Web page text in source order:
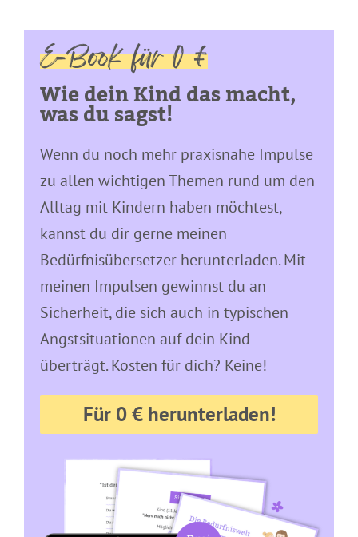
E-Book für 0 €
Wie dein Kind das macht,
was du sagst!
Wenn du noch mehr praxisnahe Impulse
zu allen wichtigen Themen rund um den
Alltag mit Kindern haben möchtest,
kannst du dir gerne meinen
Bedürfnisübersetzer herunterladen. Mit
meinen Impulsen gewinnst du an
Sicherheit, die sich auch in typischen
Angstsituationen auf dein Kind
überträgt. Kosten für dich? Keine!
Für 0 € herunterladen!